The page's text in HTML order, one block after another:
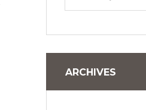
ARCHIVES